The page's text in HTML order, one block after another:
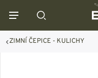
ZIMNÍ ČEPICE - KULICHY